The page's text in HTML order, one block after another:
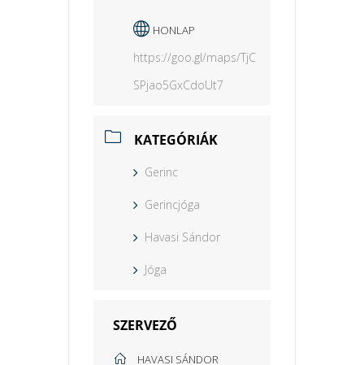
HONLAP
https://goo.gl/maps/TjC
SPjao5GxCdoUt7
KATEGÓRIÁK
Gerinc
Gerincjóga
Havasi Sándor
Jóga
SZERVEZŐ
HAVASI SÁNDOR